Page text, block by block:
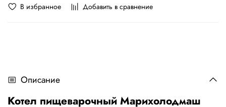
В избранное Добавить в сравнение
Описание
Котел пищеварочный Марихолодмаш